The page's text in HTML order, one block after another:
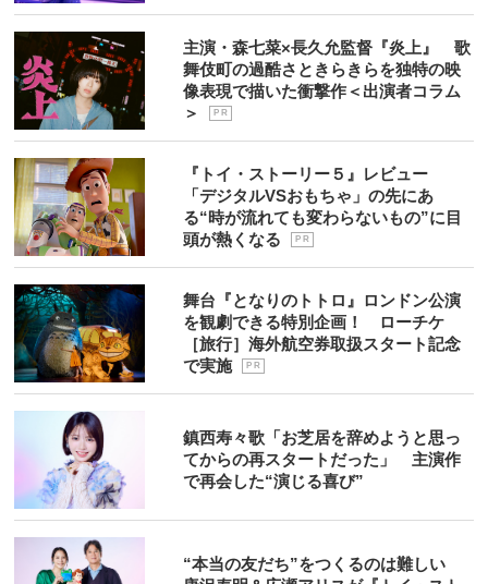
主演・森七菜×長久允監督『炎上』 歌
舞伎町の過酷さときらきらを独特の映
像表現で描いた衝撃作＜出演者コラム
＞
P R
『トイ・ストーリー５』レビュー
「デジタルVSおもちゃ」の先にあ
る“時が流れても変わらないもの”に目
頭が熱くなる
P R
舞台『となりのトトロ』ロンドン公演
を観劇できる特別企画！ ローチケ
［旅行］海外航空券取扱スタート記念
で実施
P R
鎮西寿々歌「お芝居を辞めようと思っ
てからの再スタートだった」 主演作
で再会した“演じる喜び”
“本当の友だち”をつくるのは難しい